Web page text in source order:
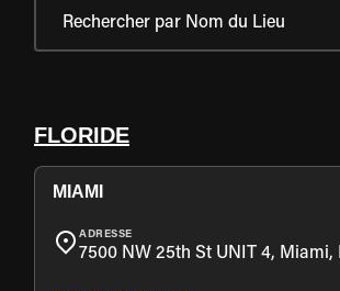
FLORIDE
MIAMI
ADRESSE
7500 NW 25th St UNIT 4, Miami,